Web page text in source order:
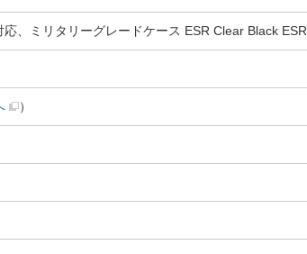
、ミリタリーグレードケース ESR Clear Black
）